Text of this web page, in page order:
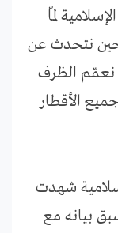
لمّا
حين نتحدث عن
نعمّم الظرف
الأقطار
شهدت
بيانه مع